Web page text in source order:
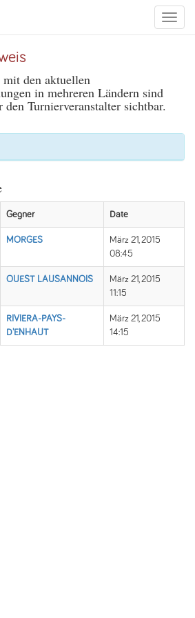
Toggle
den aktuellen
in mehreren Ländern sind
Turnierveranstalter sichtbar.
Gegner Date
MORGES
März 21, 2015
08:45
OUEST LAUSANNOIS
März 21, 2015
11:15
RIVIERA-PAYS-
D'ENHAUT
März 21, 2015
14:15